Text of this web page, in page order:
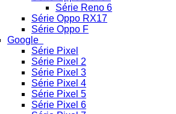
Série Reno 6
Série Oppo RX17
Série Oppo F
Google
Série Pixel
Série Pixel 2
Série Pixel 3
Série Pixel 4
Série Pixel 5
Série Pixel 6